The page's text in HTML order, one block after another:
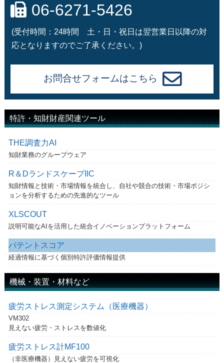
06-6271-5426
(受付時間：24時間 土・日・祝日は翌営業日以降の対
応となりますのでご了承ください。)
お問合せフォームはこちら
特許・知財財産関連ツール
THE調査力AI
知財業務のグループウェア
R＆DランドスケープIIC
知財情報と技術・市場情報を統合し、自社や競合の技術・市場ポジシ
ョンを分析するための先進的なツール
XLSCOUT
説明可能なAIを活用した統合イノベーションプラットフォーム
パテントスコア
経過情報に基づく個別特許評価情報提供
機械・装置・材料など
疲労ストレス測定システム（医療機器）
VM302
見えない疲労・ストレスを数値化
疲労ストレス計MF100
（非医療機器）見えない疲労を可視化